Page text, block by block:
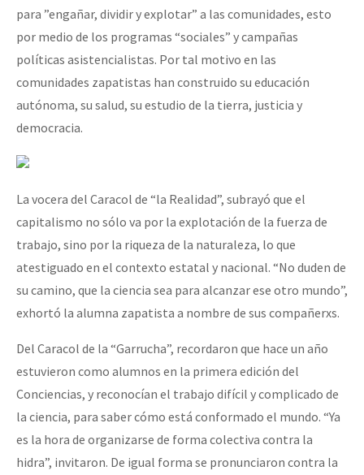
para ”engañar, dividir y explotar” a las comunidades, esto
por medio de los programas “sociales” y campañas
políticas asistencialistas. Por tal motivo en las
comunidades zapatistas han construido su educación
autónoma, su salud, su estudio de la tierra, justicia y
democracia.
La vocera del Caracol de “la Realidad”, subrayó que el
capitalismo no sólo va por la explotación de la fuerza de
trabajo, sino por la riqueza de la naturaleza, lo que
atestiguado en el contexto estatal y nacional. “No duden de
su camino, que la ciencia sea para alcanzar ese otro mundo”,
exhortó la alumna zapatista a nombre de sus compañerxs.
Del Caracol de la “Garrucha”, recordaron que hace un año
estuvieron como alumnos en la primera edición del
Conciencias, y reconocían el trabajo difícil y complicado de
la ciencia, para saber cómo está conformado el mundo. “Ya
es la hora de organizarse de forma colectiva contra la
hidra”, invitaron. De igual forma se pronunciaron contra la